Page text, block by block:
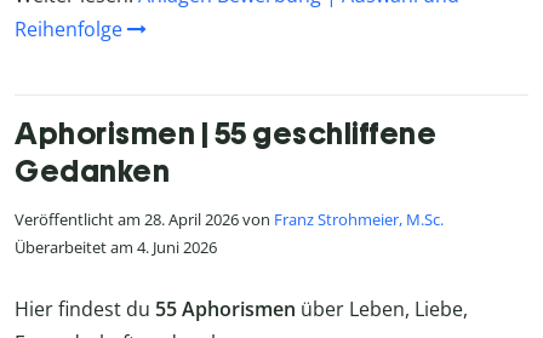
Reihenfolge
Aphorismen | 55 geschliffene
Gedanken
Veröffentlicht am 28. April 2026 von Franz Strohmeier, M.Sc.
Überarbeitet am 4. Juni 2026
Hier findest du 55 Aphorismen über Leben, Liebe,